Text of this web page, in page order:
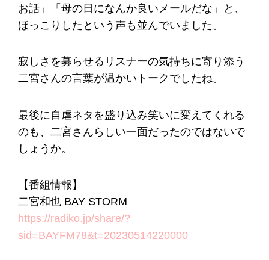
お話」「母の日になんか良いメールだな」と、
ほっこりしたという声も並んでいました。
寂しさを募らせるリスナーの気持ちに寄り添う
二宮さんの言葉が温かいトークでしたね。
最後に自虐ネタを盛り込み笑いに変えてくれる
のも、二宮さんらしい一面だったのではないで
しょうか。
【番組情報】
二宮和也 BAY STORM
https://radiko.jp/share/?
sid=BAYFM78&t=20230514220000